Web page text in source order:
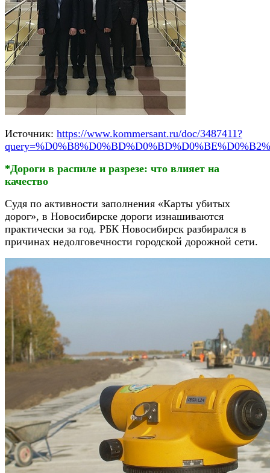
Источник: https://www.kommersant.ru/doc/3487411?
*Дороги в распиле и разрезе: что влияет на
качество
Судя по активности заполнения «Карты убитых
дорог», в Новосибирске дороги изнашиваются
практически за год. РБК Новосибирск разбирался в
причинах недолговечности городской дорожной сети.